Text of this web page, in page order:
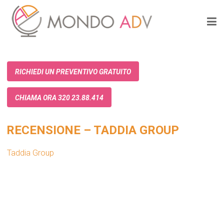
RICHIEDI UN PREVENTIVO GRATUITO
CHIAMA ORA 320 23.88.414
RECENSIONE – TADDIA GROUP
Taddia Group